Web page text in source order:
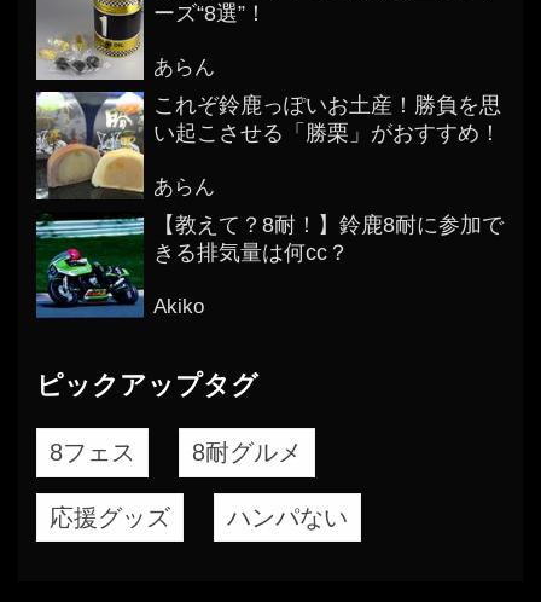
ーズ“8選”！
あらん
これぞ鈴鹿っぽいお土産！勝負を思
い起こさせる「勝栗」がおすすめ！
あらん
【教えて？8耐！】鈴鹿8耐に参加で
きる排気量は何cc？
Akiko
ピックアップタグ
8フェス 8耐グルメ
応援グッズ ハンパない